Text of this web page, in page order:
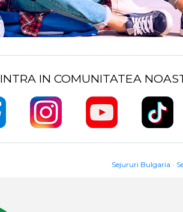
INTRA IN COMUNITATEA
Sejururi Bulgaria